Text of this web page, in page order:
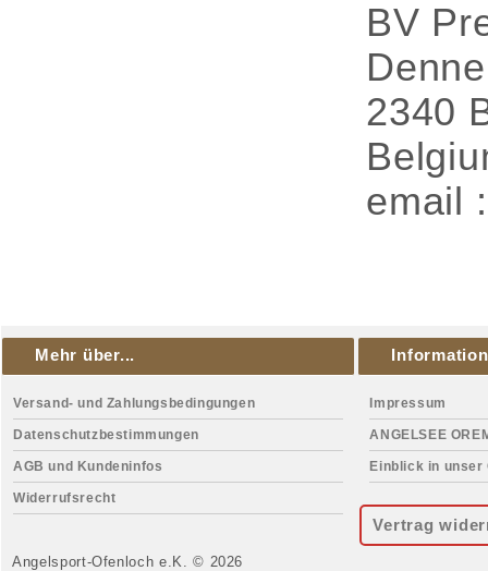
BV
2340
email
Mehr über...
Versand- und Zahlungsbedingungen
Datenschutzbestimmungen
AGB und Kundeninfos
Widerrufsrecht
Impressum
ANGELSEE
Einblick in unser
Vertrag
Angelsport-Ofenloch e.K. © 2026